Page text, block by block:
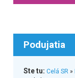
Podujatia
Ste tu: Celá SR»